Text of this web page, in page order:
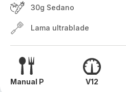
30g Sedano
Lama ultrablade
Manual P V12